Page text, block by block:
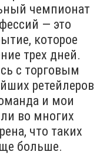
чемпионат
— это
которое
трех дней.
с торговым
ретейлеров
и мои
во многих
что таких
больше.